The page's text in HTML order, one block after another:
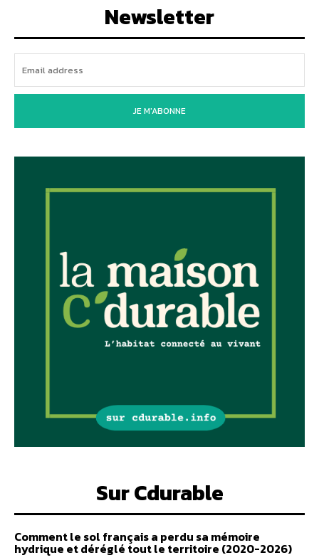
Newsletter
JE M'ABONNE
Sur Cdurable
Comment le sol français a perdu sa mémoire
hydrique et déréglé tout le territoire (2020-2026)